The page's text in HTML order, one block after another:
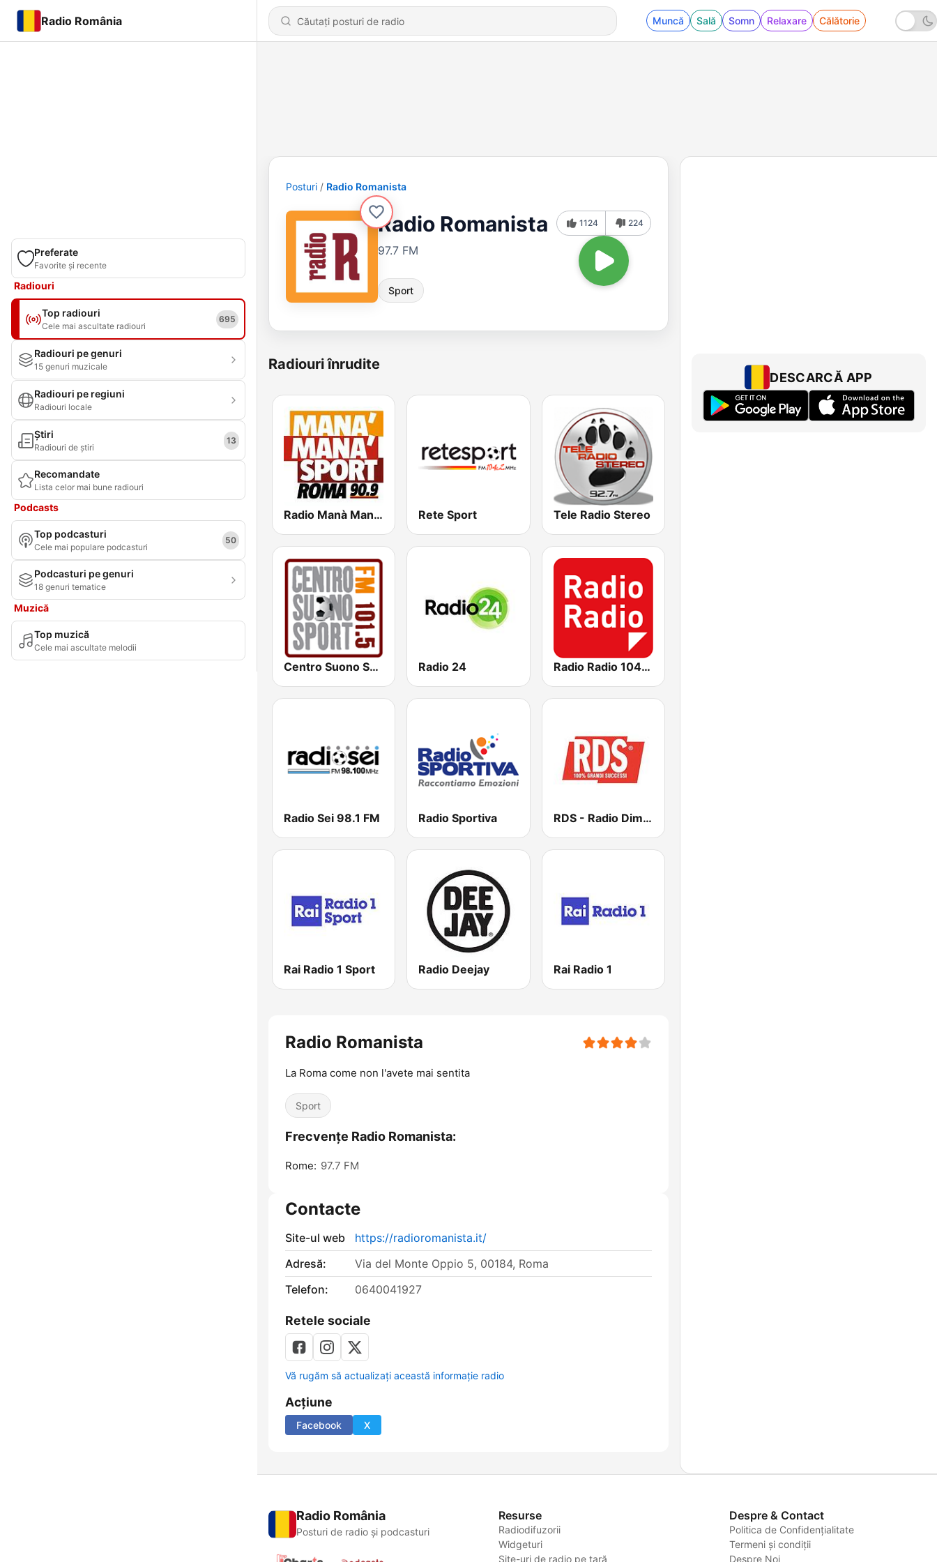
Radio România Muncă Sală Somn Relaxare Călătorie
Preferate
Favorite și recente
Radiouri
Top radiouri
Cele mai ascultate radiouri
695
Radiouri pe genuri
15 genuri muzicale
Radiouri pe regiuni
Radiouri locale
Știri
Radiouri de știri
13
Recomandate
Lista celor mai bune radiouri
Podcasts
Top podcasturi
Cele mai populare podcasturi
50
Podcasturi pe genuri
18 genuri tematice
Muzică
Top muzică
Cele mai ascultate melodii
Posturi Radio Romanista
Radio Romanista
97.7 FM
Sport
1124 224
Radiouri înrudite
Radio Manà Manà Sport Roma Rete Sport Tele Radio Stereo
Centro Suono Sport Radio 24 Radio Radio 104.5 FM
Radio Sei 98.1 FM Radio Sportiva RDS - Radio Dimensione Suono
Rai Radio 1 Sport Radio Deejay Rai Radio 1
Radio Romanista
La Roma come non l'avete mai sentita
Sport
Frecvențe Radio Romanista:
Rome: 97.7 FM
Contacte
Site-ul web
https://radioromanista.it/
Adresă:
Via del Monte Oppio 5, 00184, Roma
Telefon:
0640041927
Retele sociale
Vă rugăm să actualizați această informație radio
Acțiune
Facebook X
DESCARCĂ APP
Radio România
Posturi de radio și podcasturi
Resurse
Radiodifuzorii
Widgeturi
Site-uri de radio pe țară
Despre & Contact
Politica de Confidențialitate
Termeni și condiții
Despre Noi